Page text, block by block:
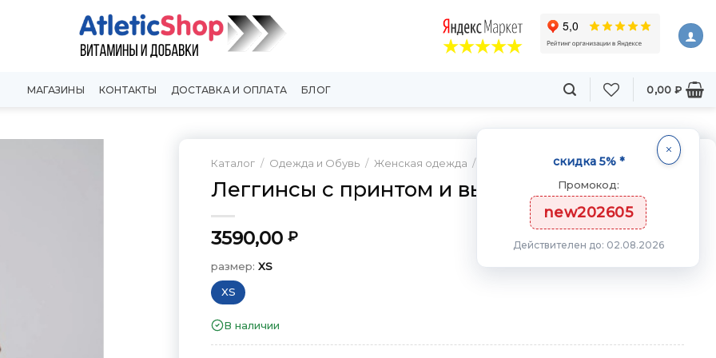
МАГАЗИНЫ КОНТАКТЫ ДОСТАВКА И ОПЛАТА БЛОГ 0,00 ₽
Каталог / Одежда и Обувь / Женская одежда /
Леггинсы с принтом и высокой посадкой
3590,00 ₽
размер: XS
XS
В наличии
скидка 5% *
Промокод:
new202605
Действителен до: 02.08.2026